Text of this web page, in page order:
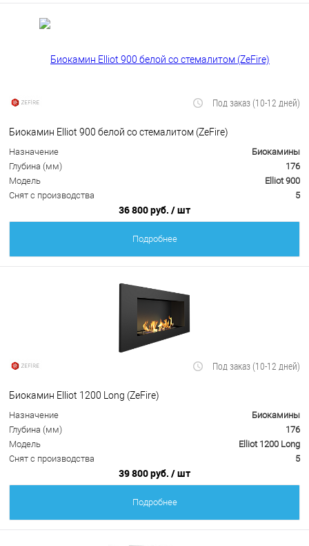
Под заказ (10-12 дней)
Биокамин Elliot 900 белой со стемалитом (ZeFire)
Назначение
Биокамины
Глубина (мм)
176
Модель
Elliot 900
Снят с производства
5
36 800 руб. / шт
Подробнее
Под заказ (10-12 дней)
Биокамин Elliot 1200 Long (ZeFire)
Назначение
Биокамины
Глубина (мм)
176
Модель
Elliot 1200 Long
Снят с производства
5
39 800 руб. / шт
Подробнее